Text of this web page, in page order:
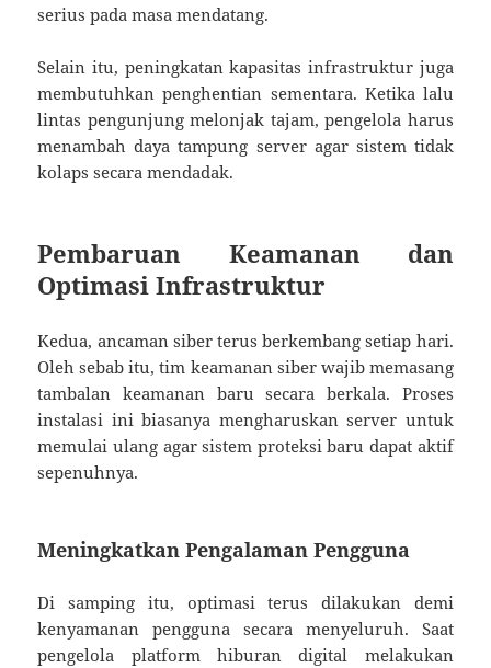
serius pada masa mendatang.
Selain itu, peningkatan kapasitas infrastruktur juga
membutuhkan penghentian sementara. Ketika lalu
lintas pengunjung melonjak tajam, pengelola harus
menambah daya tampung server agar sistem tidak
kolaps secara mendadak.
Pembaruan Keamanan dan
Optimasi Infrastruktur
Kedua, ancaman siber terus berkembang setiap hari.
Oleh sebab itu, tim keamanan siber wajib memasang
tambalan keamanan baru secara berkala. Proses
instalasi ini biasanya mengharuskan server untuk
memulai ulang agar sistem proteksi baru dapat aktif
sepenuhnya.
Meningkatkan Pengalaman Pengguna
Di samping itu, optimasi terus dilakukan demi
kenyamanan pengguna secara menyeluruh. Saat
pengelola platform hiburan digital melakukan